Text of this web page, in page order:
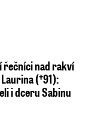
řečníci nad rakví
(†91):
i dceru Sabinu